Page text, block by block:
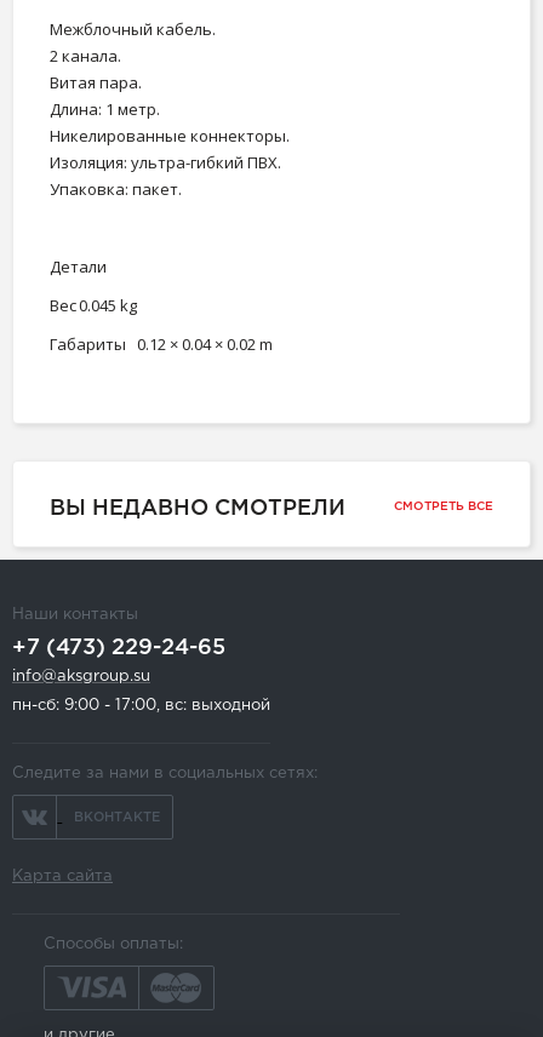
Межблочный кабель.
2 канала.
Витая пара.
Длина: 1 метр.
Никелированные коннекторы.
Изоляция: ультра-гибкий ПВХ.
Упаковка: пакет.
Детали
Вес0.045 kg
Габариты 0.12 × 0.04 × 0.02 m
ВЫ НЕДАВНО СМОТРЕЛИ СМОТРЕТЬ ВСЕ
Наши контакты
+7 (473) 229-24-65
info@aksgroup.su
пн-сб: 9:00 - 17:00, вс: выходной
Следите за нами в социальных сетях:
ВКОНТАКТЕ
Карта сайта
Способы оплаты: